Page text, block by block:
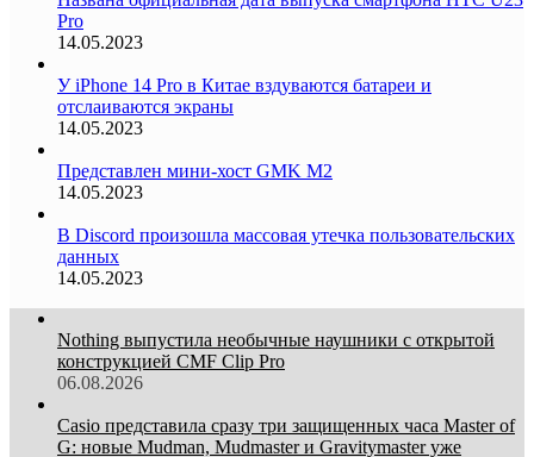
Pro
14.05.2023
У iPhone 14 Pro в Китае вздуваются батареи и
отслаиваются экраны
14.05.2023
Представлен мини-хост GMK M2
14.05.2023
В Discord произошла массовая утечка пользовательских
данных
14.05.2023
Nothing выпустила необычные наушники с открытой
конструкцией CMF Clip Pro
06.08.2026
Casio представила сразу три защищенных часа Master of
G: новые Mudman, Mudmaster и Gravitymaster уже